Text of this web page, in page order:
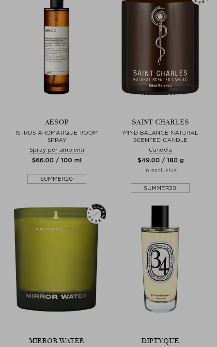
AESOP
ISTROS AROMATIQUE ROOM
SPRAY
Spray per ambienti
$‌66.00 / 100 ml
SUMMER20
SAINT CHARLES
MIND BALANCE NATURAL
SCENTED CANDLE
Candela
$‌49.00 / 180 g
In esclusiva
SUMMER20
MIRROR WATER DIPTYQUE